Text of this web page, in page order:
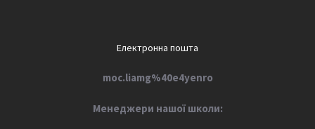
Електронна пошта
moc.liamg%40e4yenro
Менеджери нашої школи: